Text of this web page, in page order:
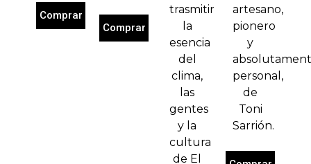
Comprar
Comprar
trasmitir
la
esencia
del
clima,
las
gentes
y la
cultura
de El
artesano,
pionero
y
personal,
de
Toni
Sarrión.